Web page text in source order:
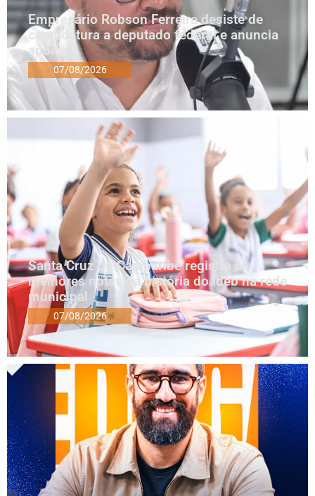
Empresário Robson Ferreira desiste de
candidatura a deputado federal e anuncia
apoios
07/08/2026
Santa Cruz do Capibaribe registra as
melhores notas da história do Ideb na rede
municipal
07/08/2026